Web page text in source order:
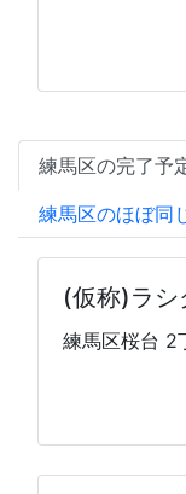
練馬区の完了予
練馬区のほぼ同
(仮称)ラシ
練馬区桜台